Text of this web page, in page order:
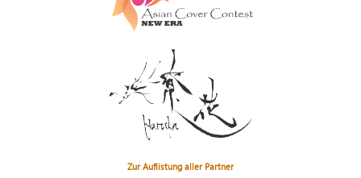
Zur Auflistung aller Partner